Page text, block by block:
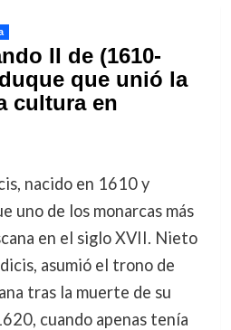
II de (1610-
que unió la
cultura en
nacido en 1610 y
uno de los monarcas más
en el siglo XVII. Nieto
asumió el trono de
tras la muerte de su
cuando apenas tenía